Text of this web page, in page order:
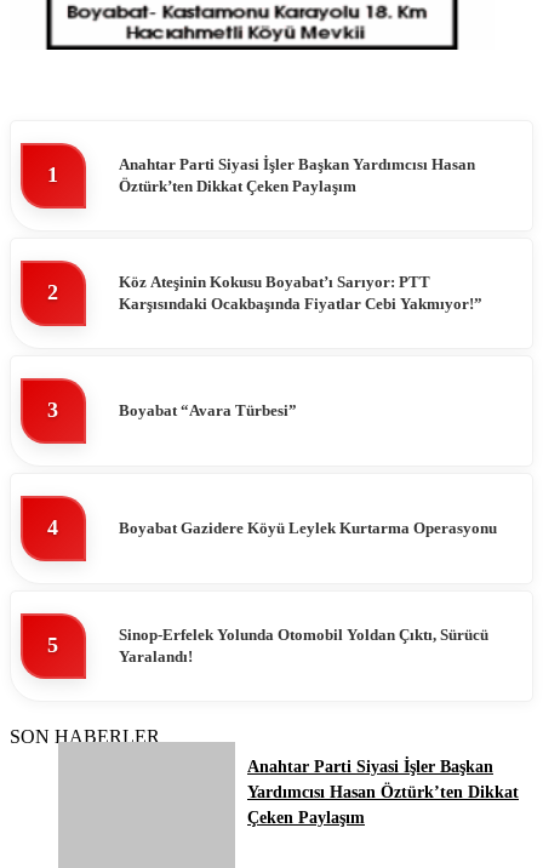
1
Anahtar Parti Siyasi İşler Başkan Yardımcısı Hasan
Öztürk’ten Dikkat Çeken Paylaşım
2
Köz Ateşinin Kokusu Boyabat’ı Sarıyor: PTT
Karşısındaki Ocakbaşında Fiyatlar Cebi Yakmıyor!”
3 Boyabat “Avara Türbesi”
4 Boyabat Gazidere Köyü Leylek Kurtarma Operasyonu
5
Sinop-Erfelek Yolunda Otomobil Yoldan Çıktı, Sürücü
Yaralandı!
SON HABERLER
Anahtar Parti Siyasi İşler Başkan
Yardımcısı Hasan Öztürk’ten Dikkat
Çeken Paylaşım